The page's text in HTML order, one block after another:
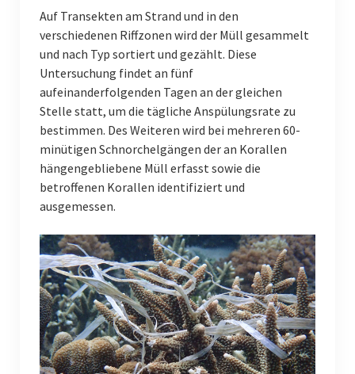
Auf Transekten am Strand und in den
verschiedenen Riffzonen wird der Müll gesammelt
und nach Typ sortiert und gezählt. Diese
Untersuchung findet an fünf
aufeinanderfolgenden Tagen an der gleichen
Stelle statt, um die tägliche Anspülungsrate zu
bestimmen. Des Weiteren wird bei mehreren 60-
minütigen Schnorchelgängen der an Korallen
hängengebliebene Müll erfasst sowie die
betroffenen Korallen identifiziert und
ausgemessen.